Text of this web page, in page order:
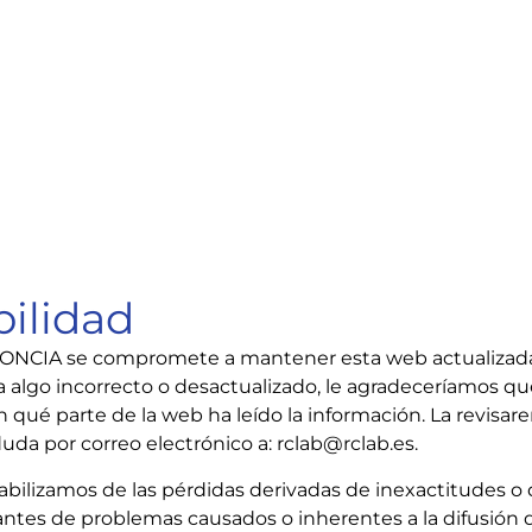
se compromete a mantener esta web
algo incorrecto o desactualizado, le agradeceríamos
qué parte de la web ha leído la información. La
por correo electrónico a: rclab@rclab.es.
de las pérdidas derivadas de inexactitudes
de problemas causados o inherentes a la difusión